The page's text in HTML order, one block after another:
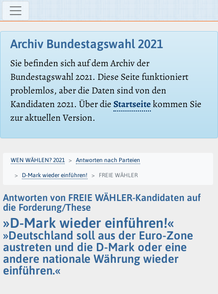
Archiv Bundestagswahl 2021
Sie befinden sich auf dem Archiv der
Bundestagswahl 2021. Diese Seite funktioniert
problemlos, aber die Daten sind von den
Kandidaten 2021. Über dieStartseitekommen Sie
zur aktuellen Version.
WEN WÄHLEN? 2021 Antworten nach Parteien
D-Mark wieder einführen! FREIE WÄHLER
Antworten von FREIE WÄHLER-Kandidaten auf
die Forderung/These
»D-Mark wieder einführen!«
»Deutschland soll aus der Euro-Zone
austreten und die D-Mark oder eine
andere nationale Währung wieder
einführen.«